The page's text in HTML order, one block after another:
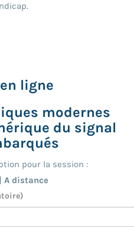
ligne
modernes
du signal
pour la session :
A distance